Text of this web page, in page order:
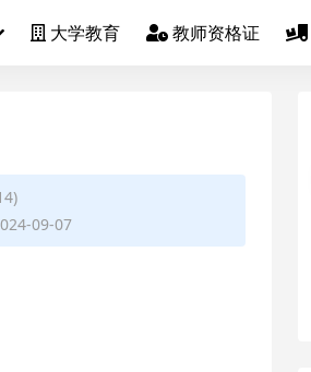
大学教育 教师资格证
09-07